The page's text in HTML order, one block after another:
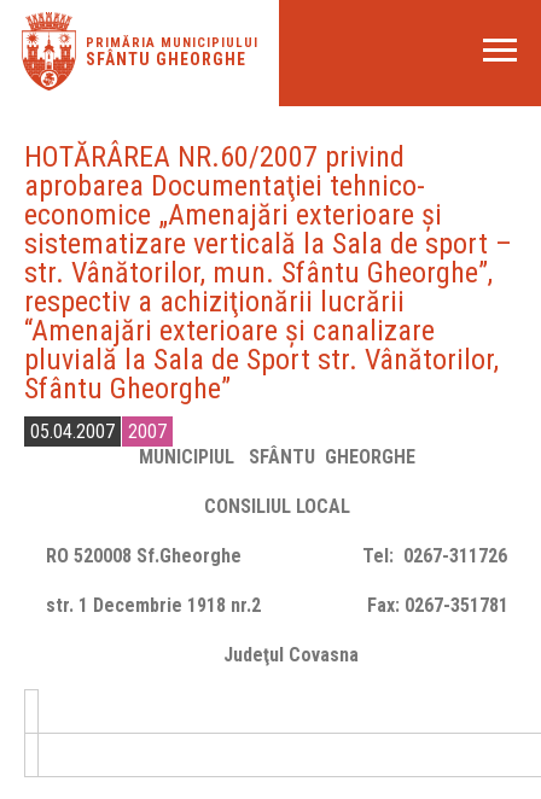
PRIMĂRIA MUNICIPIULUI
SFÂNTU GHEORGHE
HOTĂRÂREA NR.60/2007 privind
aprobarea Documentaţiei tehnico-
economice „Amenajări exterioare şi
sistematizare verticală la Sala de sport –
str. Vânătorilor, mun. Sfântu Gheorghe”,
respectiv a achiziţionării lucrării
“Amenajări exterioare şi canalizare
pluvială la Sala de Sport str. Vânătorilor,
Sfântu Gheorghe”
05.04.2007 2007
MUNICIPIUL SFÂNTU GHEORGHE
CONSILIUL LOCAL
RO 520008 Sf.Gheorghe Tel: 0267-311726
str. 1 Decembrie 1918 nr.2 Fax: 0267-351781
Judeţul Covasna